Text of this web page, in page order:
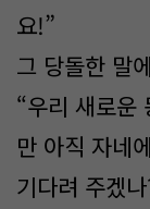
요!”
그 당돌한 말
“우리 새로운
만 아직 자네
기다려 주겠